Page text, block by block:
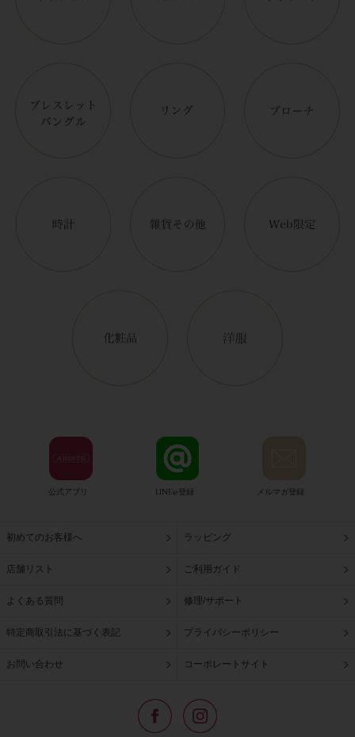
公式アプリ LINE@登録 メルマガ登録
初めてのお客様へ ラッピング
店舗リスト ご利用ガイド
よくある質問 修理/サポート
特定商取引法に基づく表記 プライバシーポリシー
お問い合わせ コーポレートサイト